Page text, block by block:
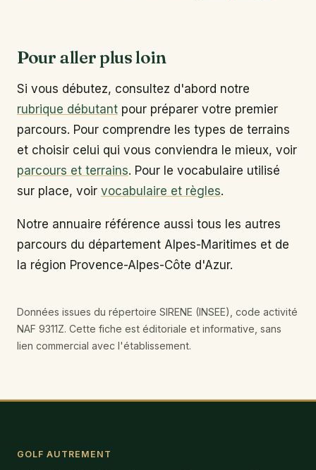
Pour aller plus loin
Si vous débutez, consultez d'abord notre
rubrique débutant pour préparer votre premier
parcours. Pour comprendre les types de terrains
et choisir celui qui vous conviendra le mieux, voir
parcours et terrains. Pour le vocabulaire utilisé
sur place, voir vocabulaire et règles.
Notre annuaire référence aussi tous les autres
parcours du département Alpes-Maritimes et de
la région Provence-Alpes-Côte d'Azur.
Données issues du répertoire SIRENE (INSEE), code activité
NAF 9311Z. Cette fiche est éditoriale et informative, sans
lien commercial avec l'établissement.
GOLF AUTREMENT